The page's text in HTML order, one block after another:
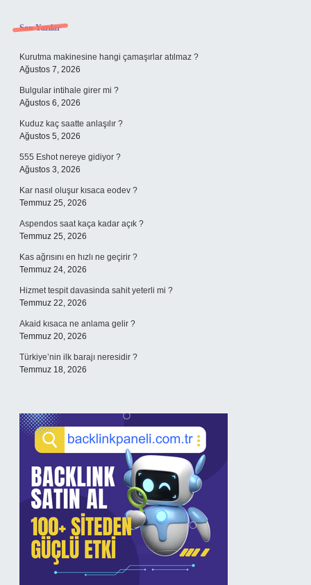
Sidebar
Son Yazılar
Kurutma makinesine hangi çamaşırlar atılmaz ?
Ağustos 7, 2026
Bulgular intihale girer mi ?
Ağustos 6, 2026
Kuduz kaç saatte anlaşılır ?
Ağustos 5, 2026
555 Eshot nereye gidiyor ?
Ağustos 3, 2026
Kar nasıl oluşur kısaca eodev ?
Temmuz 25, 2026
Aspendos saat kaça kadar açık ?
Temmuz 25, 2026
Kas ağrısını en hızlı ne geçirir ?
Temmuz 24, 2026
Hizmet tespit davasinda sahit yeterli mi ?
Temmuz 22, 2026
Akaid kısaca ne anlama gelir ?
Temmuz 20, 2026
Türkiye’nin ilk barajı neresidir ?
Temmuz 18, 2026